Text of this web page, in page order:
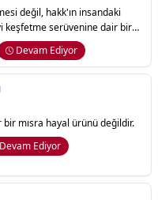
değil, hakk'ın insandaki
keşfetme serüvenine dair bir
hakk'ım"—bu yolculuğun
Devam Ediyor
bir mısra hayal ürünü değildir.
Devam Ediyor